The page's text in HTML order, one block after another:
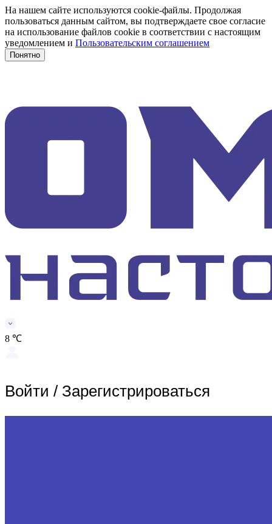
На нашем сайте используются cookie-файлы. Продолжая
пользоваться данным сайтом, вы подтверждаете свое согласие
на использование файлов cookie в соответствии с настоящим
уведомлением и Пользовательским соглашением
Понятно
8 ℃
Войти / Зарегистрироваться